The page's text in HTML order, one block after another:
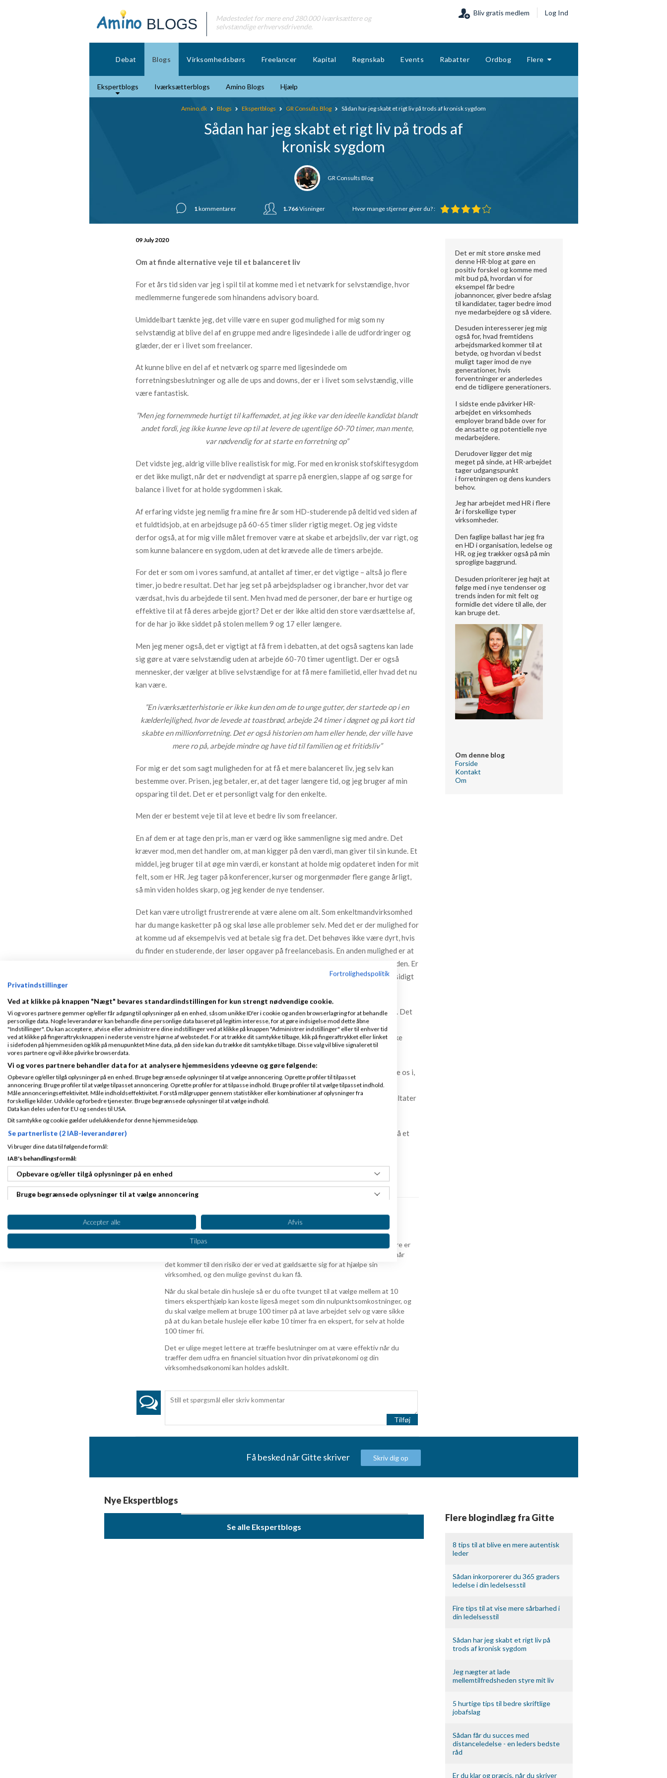
BLOGS
Mødestedet for mere end 280.000 iværksættere og
selvstændige erhvervsdrivende.
Bliv gratis medlem Log Ind
Debat Blogs Virksomhedsbørs Freelancer Kapital Regnskab Events Rabatter Ordbog Flere
Ekspertblogs Iværksætterblogs Amino Blogs Hjælp
Amino.dk Blogs Ekspertblogs GR Consults Blog Sådan har jeg skabt et rigt liv på trods af kronisk sygdom
Sådan har jeg skabt et rigt liv på trods af
kronisk sygdom
GR Consults Blog
1kommentarer 1.766Visninger Hvor mange stjerner giver du? :
09 July 2020
Om at finde alternative veje til et balanceret liv
For et års tid siden var jeg i spil til at komme med i et netværk for selvstændige, hvor
medlemmerne fungerede som hinandens advisory board.
Umiddelbart tænkte jeg, det ville være en super god mulighed for mig som ny
selvstændig at blive del af en gruppe med andre ligesindede i alle de udfordringer og
glæder, der er i livet som freelancer.
At kunne blive en del af et netværk og sparre med ligesindede om
forretningsbeslutninger og alle de ups and downs, der er i livet som selvstændig, ville
være fantastisk.
”Men jeg fornemmede hurtigt til kaffemødet, at jeg ikke var den ideelle kandidat blandt
andet fordi, jeg ikke kunne leve op til at levere de ugentlige 60-70 timer, man mente,
var nødvendig for at starte en forretning op”
Det vidste jeg, aldrig ville blive realistisk for mig. For med en kronisk stofskiftesygdom
er det ikke muligt, når det er nødvendigt at sparre på energien, slappe af og sørge for
balance i livet for at holde sygdommen i skak.
Af erfaring vidste jeg nemlig fra mine fire år som HD-studerende på deltid ved siden af
et fuldtidsjob, at en arbejdsuge på 60-65 timer slider rigtig meget. Og jeg vidste
derfor også, at for mig ville målet fremover være at skabe et arbejdsliv, der var rigt, og
som kunne balancere en sygdom, uden at det krævede alle de timers arbejde.
For det er som om i vores samfund, at antallet af timer, er det vigtige – altså jo flere
timer, jo bedre resultat. Det har jeg set på arbejdspladser og i brancher, hvor det var
værdsat, hvis du arbejdede til sent. Men hvad med de personer, der bare er hurtige og
effektive til at få deres arbejde gjort? Det er der ikke altid den store værdsættelse af,
for de har jo ikke siddet på stolen mellem 9 og 17 eller længere.
Men jeg mener også, det er vigtigt at få frem i debatten, at det også sagtens kan lade
sig gøre at være selvstændig uden at arbejde 60-70 timer ugentligt. Der er også
mennesker, der vælger at blive selvstændige for at få mere familietid, eller hvad det nu
kan være.
”En iværksætterhistorie er ikke kun den om de to unge gutter, der startede op i en
kælderlejlighed, hvor de levede at toastbrød, arbejde 24 timer i døgnet og på kort tid
skabte en millionforretning. Det er også historien om ham eller hende, der ville have
mere ro på, arbejde mindre og have tid til familien og et fritidsliv”
For mig er det som sagt muligheden for at få et mere balanceret liv, jeg selv kan
bestemme over. Prisen, jeg betaler, er, at det tager længere tid, og jeg bruger af min
opsparing til det. Det er et personligt valg for den enkelte.
Men der er bestemt veje til at leve et bedre liv som freelancer.
En af dem er at tage den pris, man er værd og ikke sammenligne sig med andre. Det
kræver mod, men det handler om, at man kigger på den værdi, man giver til sin kunde. Et
middel, jeg bruger til at øge min værdi, er konstant at holde mig opdateret inden for mit
felt, som er HR. Jeg tager på konferencer, kurser og morgenmøder flere gange årligt,
så min viden holdes skarp, og jeg kender de nye tendenser.
Det kan være utroligt frustrerende at være alene om alt. Som enkeltmandvirksomhed
har du mange kasketter på og skal løse alle problemer selv. Med det er der mulighed for
at komme ud af eksempelvis ved at betale sig fra det. Det behøves ikke være dyrt, hvis
du finder en studerende, der løser opgaver på freelancebasis. En anden mulighed er at
netværke sig til hjælp – jeg kender også til folk, der bytter sig til hjælp hos hinanden. Er
den ene ekspert i kommunikation og den anden i onlinemarketing hjælper de gensidigt
En anden livsbeslutning, jeg har taget, er kun at arbejde til kl. 15-15:30 hver dag. Det
gør jeg for at skabe rum til en pause de dage, hvor jeg gerne vil dyrke en
fritidsinteresse om aftenen. Pausen fra kl. 15:00 gør det muligt – ellers er der ikke
energi nok.
I bogen ”Den effektive leder - Succes med en 40 timers arbejdsuge” indvier ledere os i,
hvilke strategier de har brugt til at arbejde mere effektivt på mindre tid. Gennem
dybdegående interviews belyses det, hvordan lederne opnår de nødvendige resultater
Så det er bestemt muligt, hvad enten du er lønmodtager eller selvstændig, at få få et
Hvor mange stjerner giver du? :
BroncofanDK skrev den sø, 09 Jul 2020 13:01
Glimrende for dig at du tager beslutninger der passer til dit energiniveau.
Problemet i små virksomheder er altid at der er rigtig mange forskellige
arbejdsopgaver og jo flere faglige områder din virksomhed berører jo sværere er
det at klare alt. Vi har også i dette land enlendige forhold for selvstændige når
det kommer til den risiko der er ved at gældsætte sig for at hjælpe sin
virksomhed, og den mulige gevinst du kan få.
Når du skal betale din husleje så er du ofte tvunget til at vælge mellem at 10
timers eksperthjælp kan koste ligeså meget som din nulpunktsomkostninger, og
du skal vælge mellem at bruge 100 timer på at lave arbejdet selv og være sikke
på at du kan betale husleje eller købe 10 timer fra en ekspert, for selv at holde
100 timer fri.
Det er ulige meget lettere at træffe beslutninger om at være effektiv når du
træffer dem udfra en financiel situation hvor din privatøkonomi og din
virksomhedsøkonomi kan holdes adskilt.
Tilføj
Det er mit store ønske med
denne HR-blog at gøre en
positiv forskel og komme med
mit bud på, hvordan vi for
eksempel får bedre
jobannoncer, giver bedre afslag
til kandidater, tager bedre imod
nye medarbejdere og så videre.
Desuden interesserer jeg mig
også for, hvad fremtidens
arbejdsmarked kommer til at
betyde, og hvordan vi bedst
muligt tager imod de nye
generationer, hvis
forventninger er anderledes
end de tidligere generationers.
I sidste ende påvirker HR-
arbejdet en virksomheds
employer brand både over for
de ansatte og potentielle nye
medarbejdere.
Derudover ligger det mig
meget på sinde, at HR-arbejdet
tager udgangspunkt
i forretningen og dens kunders
behov.
Jeg har arbejdet med HR i flere
år i forskellige typer
virksomheder.
Den faglige ballast har jeg fra
en HD i organisation, ledelse og
HR, og jeg trækker også på min
sproglige baggrund.
Desuden prioriterer jeg højt at
følge med i nye tendenser og
trends inden for mit felt og
formidle det videre til alle, der
kan bruge det.
Om denne blog
Forside
Kontakt
Om
Få besked når Gitte skriver Skriv dig op
Nye Ekspertblogs
Se alle Ekspertblogs
Flere blogindlæg fra Gitte
8 tips til at blive en mere autentisk
leder
Sådan inkorporerer du 365 graders
ledelse i din ledelsesstil
Fire tips til at vise mere sårbarhed i
din ledelsesstil
Sådan har jeg skabt et rigt liv på
trods af kronisk sygdom
Jeg nægter at lade
mellemtilfredsheden styre mit liv
5 hurtige tips til bedre skriftlige
jobafslag
Sådan får du succes med
distanceledelse - en leders bedste
råd
Er du klar og præcis, når du skriver
Fortrolighedspolitik
Privatindstillinger
Ved at klikke på knappen "Nægt" bevares standardindstillingen for kun strengt nødvendige cookie.
Vi og vores partnere gemmer og/eller får adgang til oplysninger på en enhed, såsom unikke ID'er i cookie og anden browserlagring for at behandle
personlige data. Nogle leverandører kan behandle dine personlige data baseret på legitim interesse, for at gøre indsigelse mod dette åbne
"Indstillinger". Du kan acceptere, afvise eller administrere dine indstillinger ved at klikke på knappen "Administrer indstillinger" eller til enhver tid
ved at klikke på fingeraftryksknappen i nederste venstre hjørne af webstedet. For at trække dit samtykke tilbage, klik på fingeraftrykket eller linket
i sidefoden på hjemmesiden og klik på menupunktet Mine data, på den side kan du trække dit samtykke tilbage. Disse valg vil blive signaleret til
vores partnere og vil ikke påvirke browserdata.
Vi og vores partnere behandler data for at analysere hjemmesidens ydeevne og gøre følgende:
Opbevare og/eller tilgå oplysninger på en enhed. Bruge begrænsede oplysninger til at vælge annoncering. Oprette profiler til tilpasset
annoncering. Bruge profiler til at vælge tilpasset annoncering. Oprette profiler for at tilpasse indhold. Bruge profiler til at vælge tilpasset indhold.
Måle annonceringseffektivitet. Måle indholdseffektivitet. Forstå målgrupper gennem statistikker eller kombinationer af oplysninger fra
forskellige kilder. Udvikle og forbedre tjenester. Bruge begrænsede oplysninger til at vælge indhold.
Data kan deles uden for EU og sendes til USA.
Dit samtykke og cookie gælder udelukkende for denne hjemmeside/app.
Se partnerliste (2 IAB-leverandører)
Vi bruger dine data til følgende formål:
IAB's behandlingsformål:
Opbevare og/eller tilgå oplysninger på en enhed
Bruge begrænsede oplysninger til at vælge annoncering
Oprette profiler til tilpasset annoncering
Bruge profiler til at vælge tilpasset annoncering
Bruge præcise geografiske placeringsoplysninger
Identificere enheder baseret på aktivt anmodede oplysninger
Accepter alle Afvis
Tilpas